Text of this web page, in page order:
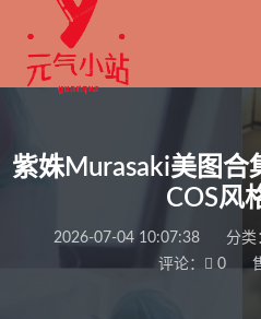
紫姝Murasaki美图合
COS风
2026-07-04 10:07:38 分类
评论：
0